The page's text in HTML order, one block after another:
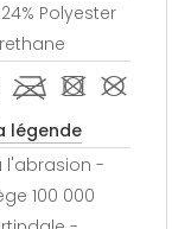
24% Polyester
l - #
légende
l'abrasion -
100 000